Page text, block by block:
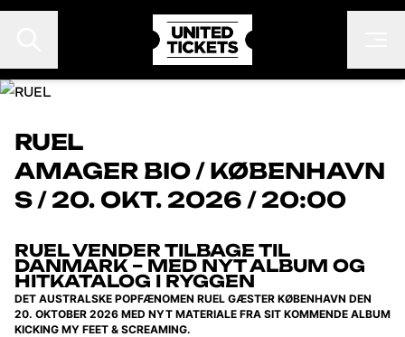
EVENTS
KONTAKT
FAN TO FAN
ARRANGØR
RUEL
AMAGER BIO / KØBENHAVN
S / 20. OKT. 2026 / 20:00
RUEL VENDER TILBAGE TIL
DANMARK – MED NYT ALBUM OG
HITKATALOG I RYGGEN
DET AUSTRALSKE POPFÆNOMEN RUEL GÆSTER KØBENHAVN DEN
20. OKTOBER 2026 MED NYT MATERIALE FRA SIT KOMMENDE ALBUM
KICKING MY FEET & SCREAMING.